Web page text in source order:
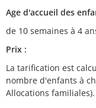
Age d'accueil des
de 10 semaines à 4
Prix :
La tarification est
nombre d'enfants à
Allocations familiales).